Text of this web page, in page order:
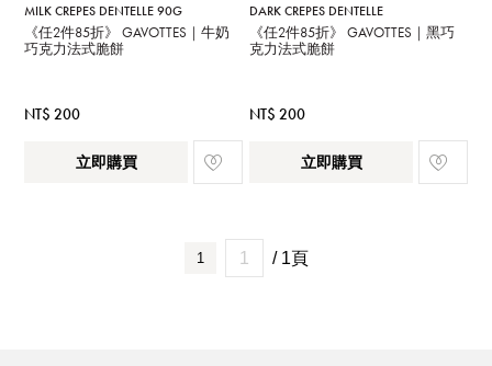
MILK CREPES DENTELLE 90G
《任2件85折》 GAVOTTES｜牛奶
巧克力法式脆餅
NT$ 200
立即購買
DARK CREPES DENTELLE
《任2件85折》 GAVOTTES｜黑巧
克力法式脆餅
NT$ 200
立即購買
1 / 1頁